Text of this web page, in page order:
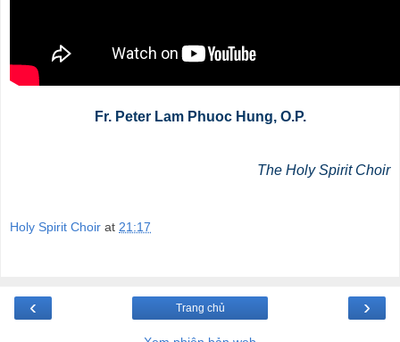
Fr. Peter Lam Phuoc Hung, O.P.
The Holy Spirit Choir
Holy Spirit Choir at 21:17
‹ ›
Trang chủ